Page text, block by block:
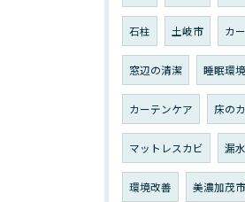
石柱 土岐市 カ
窓辺の清潔 睡眠環境
カーテンケア 床の
マットレスカビ 漏
環境改善 美濃加茂市